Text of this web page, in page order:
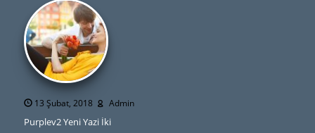
13 Şubat, 2018 Admin
Purplev2 Yeni Yazi İki